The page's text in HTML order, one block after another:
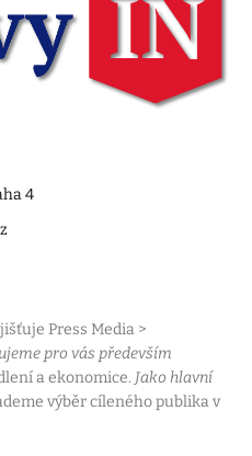
4
Press Media >
pro vás především
a ekonomice. Jako hlavní
výběr cíleného publika v